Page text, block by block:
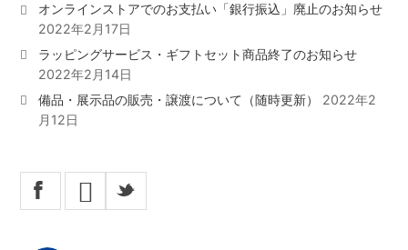
オンラインストアでのお支払い「銀行振込」廃止のお知らせ
2022年2月17日
ラッピングサービス・ギフトセット商品終了のお知らせ
2022年2月14日
備品・展示品の販売・譲渡について（随時更新）
2022年2
月12日
X _